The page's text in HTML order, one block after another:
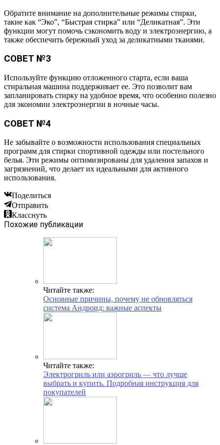
Обратите внимание на дополнительные режимы стирки,
такие как “Эко”, “Быстрая стирка” или “Деликатная”. Эти
функции могут помочь сэкономить воду и электроэнергию, а
также обеспечить бережный уход за деликатными тканями.
СОВЕТ №3
Используйте функцию отложенного старта, если ваша
стиральная машина поддерживает ее. Это позволит вам
запланировать стирку на удобное время, что особенно полезно
для экономии электроэнергии в ночные часы.
СОВЕТ №4
Не забывайте о возможности использования специальных
программ для стирки спортивной одежды или постельного
белья. Эти режимы оптимизированы для удаления запахов и
загрязнений, что делает их идеальными для активного
использования.
Поделиться
Отправить
Класснуть
Похожие публикации
Читайте также:
Основные причины, почему не обновляться
система Андроид: важные аспекты
Читайте также:
Электрогриль или аэрогриль — что лучше
выбрать и купить. Подробная инструкция для
покупателей